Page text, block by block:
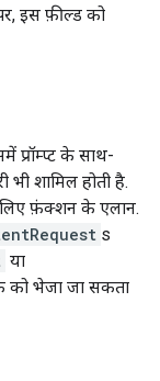
इस फ़ील्ड को
प्रॉम्प्ट के साथ-
शामिल होती है.
फ़ंक्शन के एलान.
s
या
को भेजा जा सकता